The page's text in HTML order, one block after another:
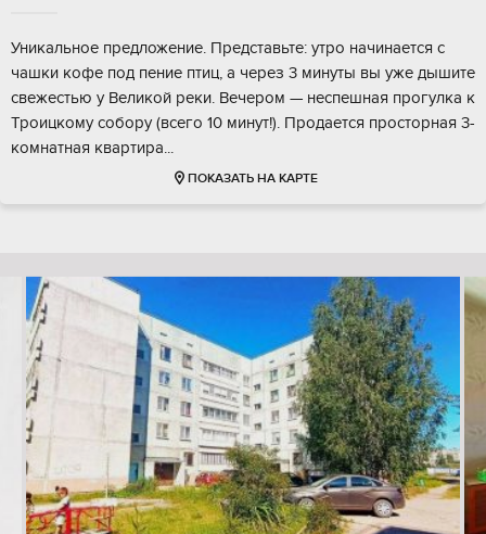
Уникальное предложение. Представьте: утро начинается с
чашки кофе под пение птиц, а через 3 минуты вы уже дышите
свежестью у Великой реки. Вечером — неспешная прогулка к
Троицкому собору (всего 10 минут!). Продается просторная 3-
комнатная квартира...
ПОКАЗАТЬ НА КАРТЕ